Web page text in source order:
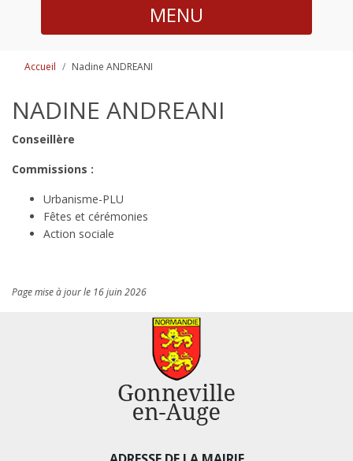
MENU
Accueil Nadine ANDREANI
NADINE ANDREANI
Conseillère
Commissions :
Urbanisme-PLU
Fêtes et cérémonies
Action sociale
Page mise à jour le 16 juin 2026